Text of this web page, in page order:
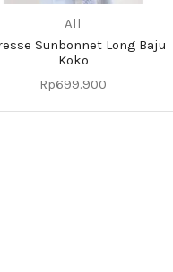
All
Sunbonnet Long Baju
Koko
Rp699.900